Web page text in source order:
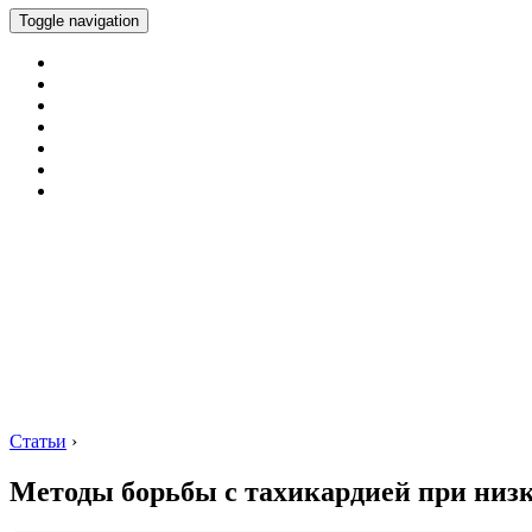
Toggle navigation
Статьи ›
Методы борьбы с тахикардией при